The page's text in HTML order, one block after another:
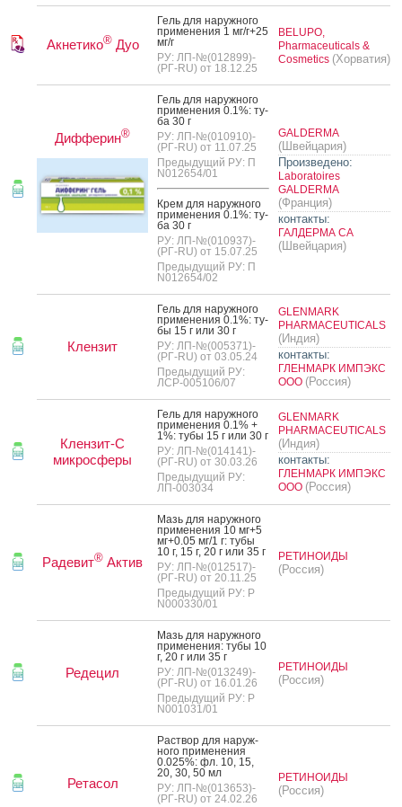
Акнетико®Дуо
Гель для на­руж­но­го
при­мене­ния 1 мг/г+25
мг/г
РУ: ЛП-№(012899)-
(РГ-RU) от 18.12.25
BELUPO,
Pharmaceuticals &
Cosmetics (Хорватия)
Дифферин®
Гель для на­руж­но­го
при­мене­ния 0.1%: ту­
ба 30 г
РУ: ЛП-№(010910)-
(РГ-RU) от 11.07.25
Предыдущий РУ: П
N012654/01
Крем для на­руж­но­го
при­мене­ния 0.1%: ту­
ба 30 г
РУ: ЛП-№(010937)-
(РГ-RU) от 15.07.25
Предыдущий РУ: П
N012654/02
GALDERMA
(Швейцария)
Произведено:
Laboratoires
GALDERMA
(Франция)
контакты:
ГАЛДЕРМА СА
(Швейцария)
Клензит
Гель для на­руж­но­го
при­мене­ния 0.1%: ту­
бы 15 г или 30 г
РУ: ЛП-№(005371)-
(РГ-RU) от 03.05.24
Предыдущий РУ:
ЛСР-005106/07
GLENMARK
PHARMACEUTICALS
(Индия)
контакты:
ГЛЕНМАРК ИМПЭКС
ООО (Россия)
Клензит-С
микросферы
Гель для на­руж­но­го
при­мене­ния 0.1% +
1%: ту­бы 15 г или 30 г
РУ: ЛП-№(014141)-
(РГ-RU) от 30.03.26
Предыдущий РУ:
ЛП-003034
GLENMARK
PHARMACEUTICALS
(Индия)
контакты:
ГЛЕНМАРК ИМПЭКС
ООО (Россия)
Радевит® Актив
Мазь для на­руж­но­го
при­мене­ния 10 мг+5
мг+0.05 мг/1 г: ту­бы
10 г, 15 г, 20 г или 35 г
РУ: ЛП-№(012517)-
(РГ-RU) от 20.11.25
Предыдущий РУ: Р
N000330/01
РЕТИНОИДЫ
(Россия)
Редецил
Мазь для на­руж­но­го
при­мене­ния: ту­бы 10
г, 20 г или 35 г
РУ: ЛП-№(013249)-
(РГ-RU) от 16.01.26
Предыдущий РУ: Р
N001031/01
РЕТИНОИДЫ
(Россия)
Ретасол
Рас­твор для на­руж­
но­го при­мене­ния
0.025%: фл. 10, 15,
20, 30, 50 мл
РУ: ЛП-№(013653)-
(РГ-RU) от 24.02.26
РЕТИНОИДЫ
(Россия)